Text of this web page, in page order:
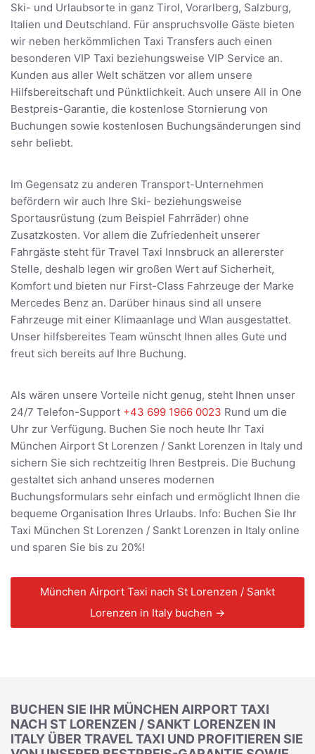
Ski- und Urlaubsorte in ganz Tirol, Vorarlberg, Salzburg,
Italien und Deutschland. Für anspruchsvolle Gäste bieten
wir neben herkömmlichen Taxi Transfers auch einen
besonderen VIP Taxi beziehungsweise VIP Service an.
Kunden aus aller Welt schätzen vor allem unsere
Hilfsbereitschaft und Pünktlichkeit. Auch unsere All in One
Bestpreis-Garantie, die kostenlose Stornierung von
Buchungen sowie kostenlosen Buchungsänderungen sind
sehr beliebt.
Im Gegensatz zu anderen Transport-Unternehmen
befördern wir auch Ihre Ski- beziehungsweise
Sportausrüstung (zum Beispiel Fahrräder) ohne
Zusatzkosten. Vor allem die Zufriedenheit unserer
Fahrgäste steht für Travel Taxi Innsbruck an allererster
Stelle, deshalb legen wir großen Wert auf Sicherheit,
Komfort und bieten nur First-Class Fahrzeuge der Marke
Mercedes Benz an. Darüber hinaus sind all unsere
Fahrzeuge mit einer Klimaanlage und Wlan ausgestattet.
Unser hilfsbereites Team wünscht Ihnen alles Gute und
freut sich bereits auf Ihre Buchung.
Als wären unsere Vorteile nicht genug, steht Ihnen unser
24/7 Telefon-Support +43 699 1966 0023 Rund um die
Uhr zur Verfügung. Buchen Sie noch heute Ihr Taxi
München Airport St Lorenzen / Sankt Lorenzen in Italy und
sichern Sie sich rechtzeitig Ihren Bestpreis. Die Buchung
gestaltet sich anhand unseres modernen
Buchungsformulars sehr einfach und ermöglicht Ihnen die
bequeme Organisation Ihres Urlaubs. Info: Buchen Sie Ihr
Taxi München St Lorenzen / Sankt Lorenzen in Italy online
und sparen Sie bis zu 20%!
München Airport Taxi nach St Lorenzen / Sankt
Lorenzen in Italy buchen →
BUCHEN SIE IHR MÜNCHEN AIRPORT TAXI
NACH ST LORENZEN / SANKT LORENZEN IN
ITALY ÜBER TRAVEL TAXI UND PROFITIEREN SIE